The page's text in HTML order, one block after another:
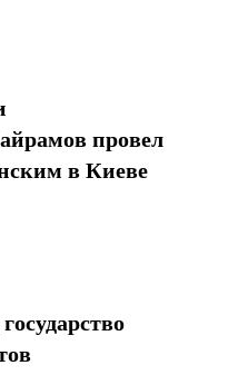
провел
в Киеве